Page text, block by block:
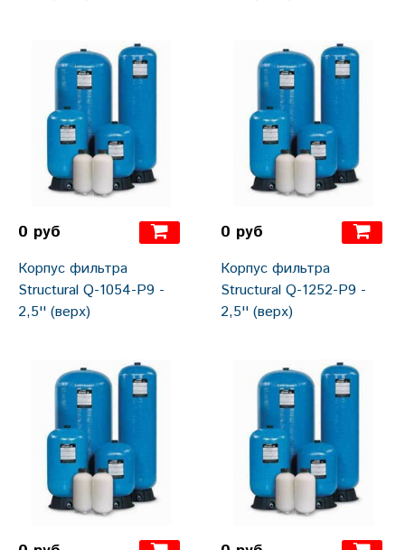
0 руб
Корпус фильтра
Structural Q-1054-Р9 -
2,5'' (верх)
0 руб
Корпус фильтра
Structural Q-1252-Р9 -
2,5'' (верх)